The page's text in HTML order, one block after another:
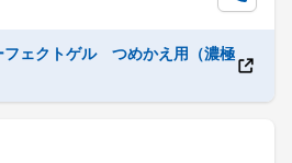
ェクトゲル つめかえ用（濃極